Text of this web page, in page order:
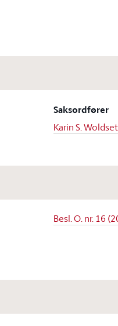
Saksordfører
Karin S.
Besl. O. nr. 16